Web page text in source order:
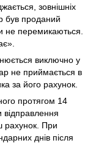
зовнішніх
був проданий
не перемикаються.
виключно у
не приймається в
за його рахунок.
протягом 14
рахунок. При
днів після